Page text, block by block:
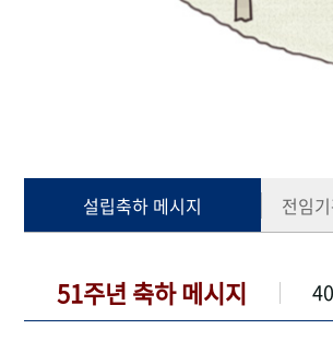
설립축하 메시지 전임
51주년 축하 메시지